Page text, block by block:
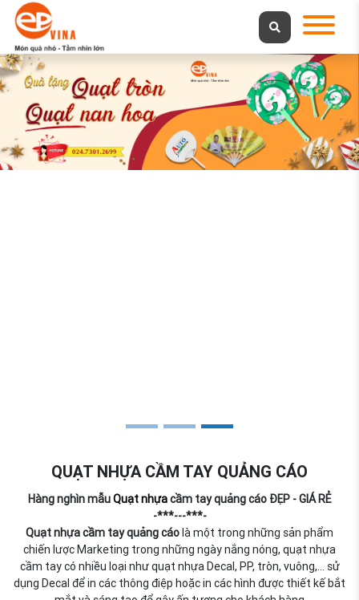
QUẠT NHỰA CẦM TAY QUẢNG CÁO
Hàng nghìn mẫuQuạt nhựacầm tay quảng cáo ĐẸP - GIÁ RẺ
-***---***-
Quạt nhựa cầm tay quảng cáo là một trong những sản phẩm
chiến lược Marketing trong những ngày nắng nóng, quạt nhựa
cầm tay có nhiều loại như quạt nhựa Decal, PP, tròn, vuông,... sử
dụng Decal để in các thông điệp hoặc in các hình được thiết kế bắt